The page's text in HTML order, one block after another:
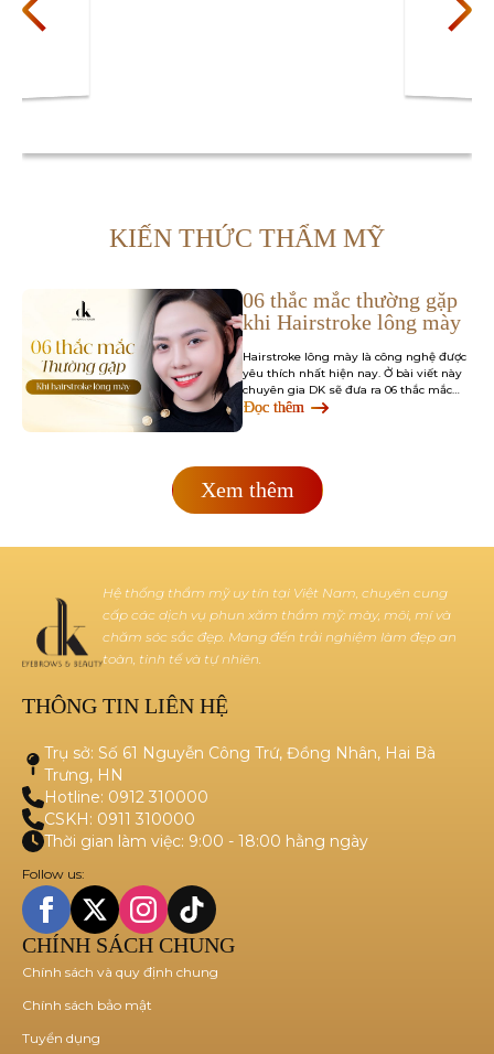
KIẾN THỨC THẨM MỸ
06 thắc mắc thường gặp
khi Hairstroke lông mày
Hairstroke lông mày là công nghệ được
yêu thích nhất hiện nay. Ở bài viết này
chuyên gia DK sẽ đưa ra 06 thắc mắc
thường gặp của khách hàng…
Đọc thêm
Xem thêm
Hệ thống thẩm mỹ uy tín tại Việt Nam, chuyên cung
cấp các dịch vụ phun xăm thẩm mỹ: mày, môi, mí và
chăm sóc sắc đẹp. Mang đến trải nghiệm làm đẹp an
toàn, tinh tế và tự nhiên.
THÔNG TIN LIÊN HỆ
Trụ sở: Số 61 Nguyễn Công Trứ, Đồng Nhân, Hai Bà
Trưng, HN
Hotline: 0912 310000
CSKH: 0911 310000
Thời gian làm việc: 9:00 - 18:00 hằng ngày
Follow us:
CHÍNH SÁCH CHUNG
Chính sách và quy định chung
Chính sách bảo mật
Tuyển dụng